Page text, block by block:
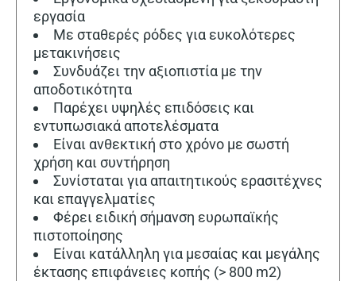
εργασία
Με σταθερές ρόδες για ευκολότερες
μετακινήσεις
Συνδυάζει την αξιοπιστία με την
αποδοτικότητα
Παρέχει υψηλές επιδόσεις και
εντυπωσιακά αποτελέσματα
Είναι ανθεκτική στο χρόνο με σωστή
χρήση και συντήρηση
Συνίσταται για απαιτητικούς ερασιτέχνες
και επαγγελματίες
Φέρει ειδική σήμανση ευρωπαϊκής
πιστοποίησης
Είναι κατάλληλη για μεσαίας και μεγάλης
έκτασης επιφάνειες κοπής (> 800 m2)